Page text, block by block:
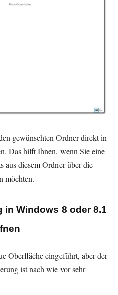
gewünschten Ordner direkt in
Das hilft Ihnen, wenn Sie eine
aus diesem Ordner über die
möchten.
Windows 8 oder 8.1
Oberfläche eingeführt, aber der
ist nach wie vor sehr